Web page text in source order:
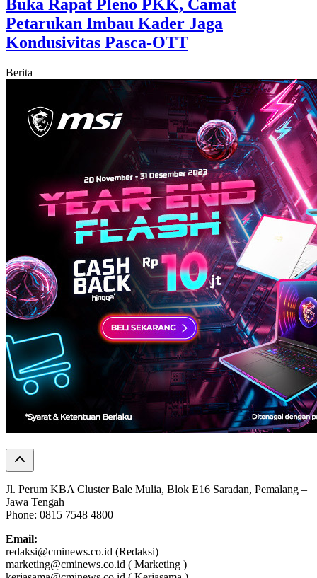
Buka Rapat Pleno PKK, Camat
Petarukan Imbau Kader Jaga
Kondusivitas Pasca-OTT
Berita
Jl. Perum KBA Cluster Bale Mulia, Blok E16 Saradan, Pemalang –
Jawa Tengah
Phone: 0815 7548 4800
Email:
redaksi@cminews.co.id (Redaksi)
marketing@cminews.co.id ( Marketing )